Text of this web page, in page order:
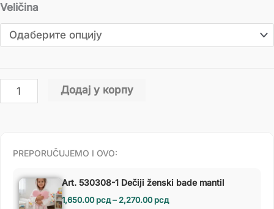
Veličina
Додај у корпу
PREPORUČUJEMO I OVO:
Art. 530308-1 Dečiji ženski bade mantil
1,650.00рсд– 2,270.00рсд